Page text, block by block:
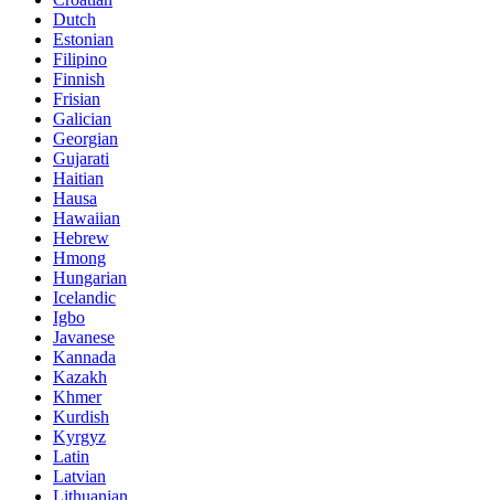
Dutch
Estonian
Filipino
Finnish
Frisian
Galician
Georgian
Gujarati
Haitian
Hausa
Hawaiian
Hebrew
Hmong
Hungarian
Icelandic
Igbo
Javanese
Kannada
Kazakh
Khmer
Kurdish
Kyrgyz
Latin
Latvian
Lithuanian